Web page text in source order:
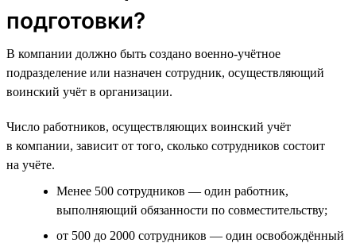
подготовки?
В компании должно быть создано военно-учётное
подразделение или назначен сотрудник, осуществляющий
воинский учёт в организации.
Число работников, осуществляющих воинский учёт
в компании, зависит от того, сколько сотрудников состоит
на учёте.
Менее 500 сотрудников — один работник,
выполняющий обязанности по совместительству;
от 500 до 2000 сотрудников — один освобождённый